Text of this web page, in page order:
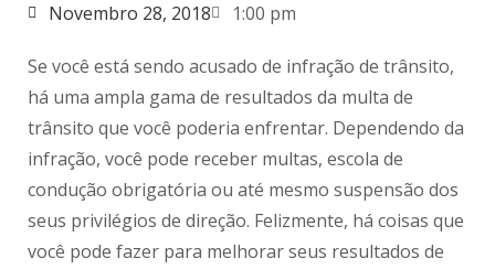
Novembro 28, 2018 1:00 pm
Se você está sendo acusado de infração de trânsito,
há uma ampla gama de resultados da multa de
trânsito que você poderia enfrentar. Dependendo da
infração, você pode receber multas, escola de
condução obrigatória ou até mesmo suspensão dos
seus privilégios de direção. Felizmente, há coisas que
você pode fazer para melhorar seus resultados de